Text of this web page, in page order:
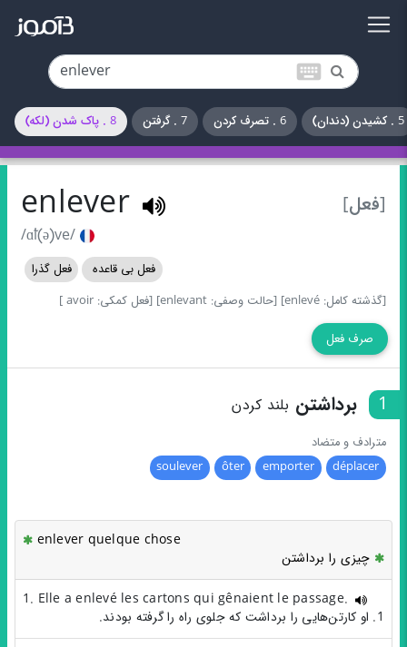
keyboard
5 . کشیدن (دندان) 6 . تصرف کردن 7 . گرفتن 8 . پاک شدن (لکه)
[فعل] enlever
/ɑ̃l(ə)ve/
فعل بی قاعده
فعل گذرا
[گذشته کامل: enlevé]
[حالت وصفی: enlevant] [فعل کمکی: avoir ]
صرف فعل
1 برداشتن بلند کردن
مترادف و متضاد
déplacer
emporter
ôter
soulever
enlever quelque chose
چیزی را برداشتن
1. Elle a enlevé les cartons qui gênaient le passage.
1. او کارتن‌هایی را برداشت که جلوی راه را گرفته بودند.